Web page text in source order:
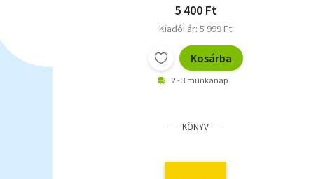
5 400 Ft
Kiadói ár: 5 999 Ft
Kosárba
2 - 3 munkanap
KÖNYV